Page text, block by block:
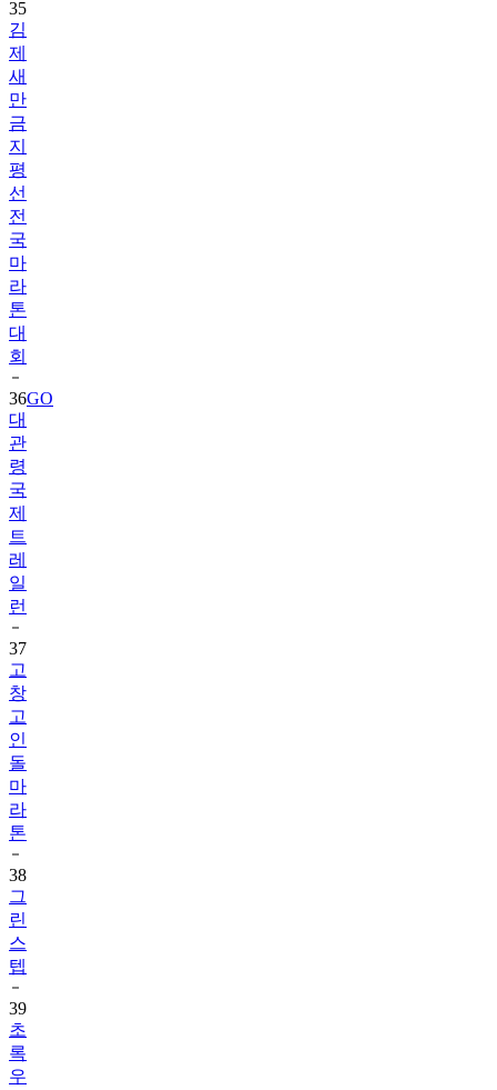
제
새
만
금
지
평
선
전
국
마
라
톤
대
회
36
대
관
령
국
제
트
레
일
런
37
고
창
고
인
돌
마
라
톤
38
그
린
스
텝
39
초
록
우
산
런